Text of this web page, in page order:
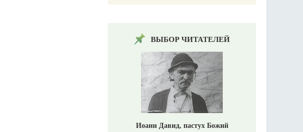
ВЫБОР ЧИТАТЕЛЕЙ
Иоанн Давид, пастух Божий